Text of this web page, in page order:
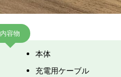
内容物
本体
充電用ケーブル